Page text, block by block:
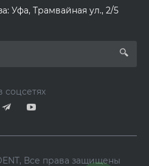
Уфа, Трамвайная ул., 2/5
соцсетях
Все права защищены